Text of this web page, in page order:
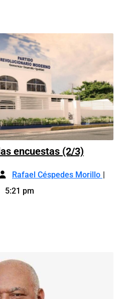
encuestas (2/3)
de
Rafael Céspedes Morillo Las
5:21 pm